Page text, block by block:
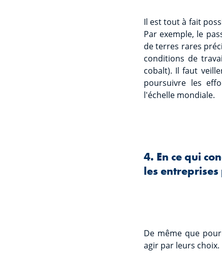
Il est tout à fait
Par exemple, le
de terres rares
conditions de
cobalt). Il faut
poursuivre les
l'échelle mondiale.
4. En ce qui
les
De même que
agir par leurs choix.